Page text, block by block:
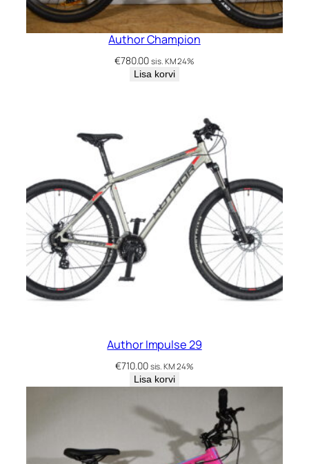
Author Champion
€780.00 sis. KM 24%
Lisa korvi
Author Impulse 29
€710.00 sis. KM 24%
Lisa korvi